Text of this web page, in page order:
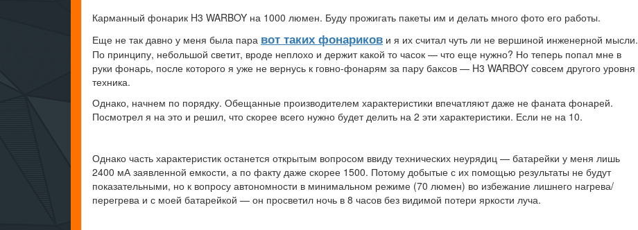
Карманный фонарик H3 WARBOY на 1000 люмен. Буду прожигать пакеты им и делать много фото его работы.
Еще не так давно у меня была пара вот таких фонариков и я их считал чуть ли не вершиной инженерной мысли.
По принципу, небольшой светит, вроде неплохо и держит какой то часок — что еще нужно? Но теперь попал мне в
руки фонарь, после которого я уже не вернусь к говно-фонарям за пару баксов — H3 WARBOY совсем другого уровня
техника.
Однако, начнем по порядку. Обещанные производителем характеристики впечатляют даже не фаната фонарей.
Посмотрел я на это и решил, что скорее всего нужно будет делить на 2 эти характеристики. Если не на 10.
Однако часть характеристик останется открытым вопросом ввиду технических неурядиц — батарейки у меня лишь
2400 мА заявленной емкости, а по факту даже скорее 1500. Потому добытые с их помощью результаты не будут
показательными, но к вопросу автономности в минимальном режиме (70 люмен) во избежание лишнего нагрева/
перегрева и с моей батарейкой — он просветил ночь в 8 часов без видимой потери яркости луча.